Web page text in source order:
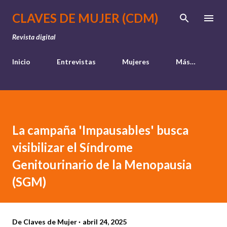
Ir al contenido principal
CLAVES DE MUJER (CDM)
Revista digital
Inicio Entrevistas Mujeres Más…
La campaña 'Impausables' busca
visibilizar el Síndrome
Genitourinario de la Menopausia
(SGM)
De Claves de Mujer abril 24, 2025